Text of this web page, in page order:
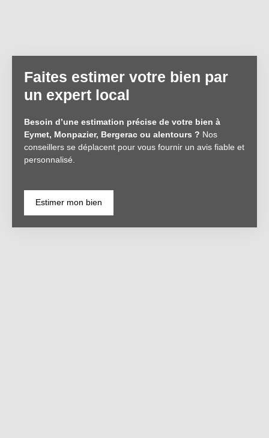
Faites estimer votre bien par
un expert local
Besoin d’une estimation précise de votre bien à
Eymet, Monpazier, Bergerac ou alentours ? Nos
conseillers se déplacent pour vous fournir un avis fiable et
personnalisé.
Estimer mon bien